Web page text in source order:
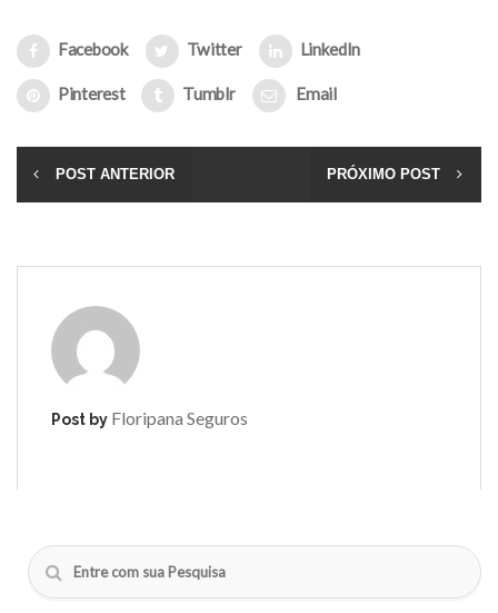
Facebook Twitter LinkedIn
Pinterest Tumblr Email
POST ANTERIOR PRÓXIMO POST
Post by Floripana Seguros